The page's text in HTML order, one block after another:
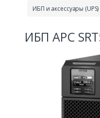
ИБП и аксессуары (UPS)
ИБП APC